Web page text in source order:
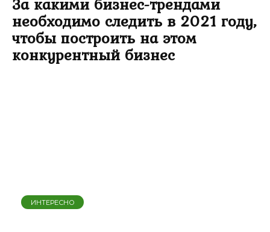
необходимо следить в 2021 году,
чтобы построить на этом
конкурентный бизнес
ИНТЕРЕСНО